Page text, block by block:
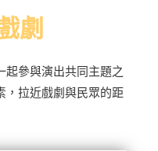
劇
起參與演出共同主題之
，拉近戲劇與民眾的距